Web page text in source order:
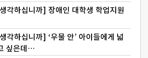
각하십니까] 장애인 대학생 학업지원
각하십니까] ‘우물 안’ 아이들에게 넓
싶은데…